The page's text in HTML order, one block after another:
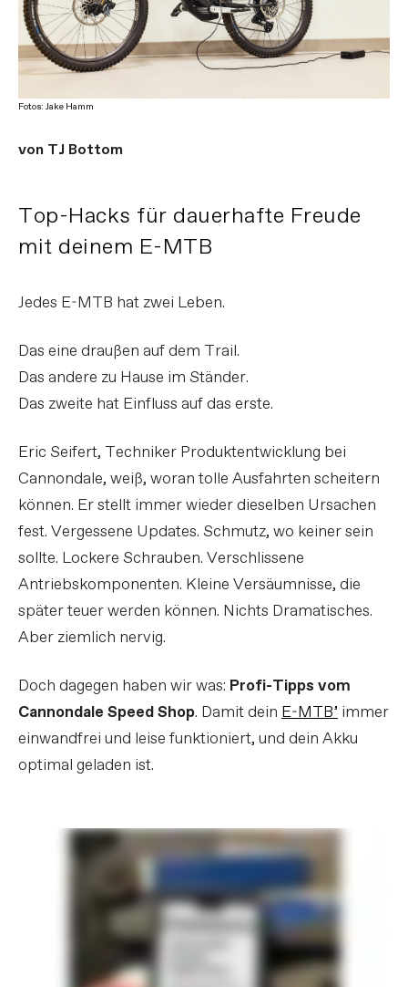
Fotos: Jake Hamm
von TJ Bottom
Top-Hacks für dauerhafte Freude
mit deinem E-MTB
Jedes E-MTB hat zwei Leben.
Das eine draußen auf dem Trail.
Das andere zu Hause im Ständer.
Das zweite hat Einfluss auf das erste.
Eric Seifert, Techniker Produktentwicklung bei
Cannondale, weiß, woran tolle Ausfahrten scheitern
können. Er stellt immer wieder dieselben Ursachen
fest. Vergessene Updates. Schmutz, wo keiner sein
sollte. Lockere Schrauben. Verschlissene
Antriebskomponenten. Kleine Versäumnisse, die
später teuer werden können. Nichts Dramatisches.
Aber ziemlich nervig.
Doch dagegen haben wir was: Profi-Tipps vom
Cannondale Speed Shop. Damit dein E-MTB’ immer
einwandfrei und leise funktioniert, und dein Akku
optimal geladen ist.